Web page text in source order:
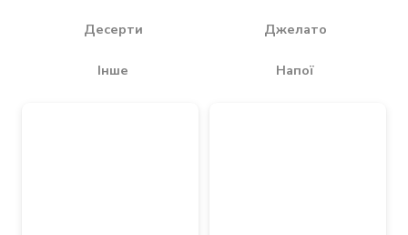
Десерти Джелато
Інше Напої